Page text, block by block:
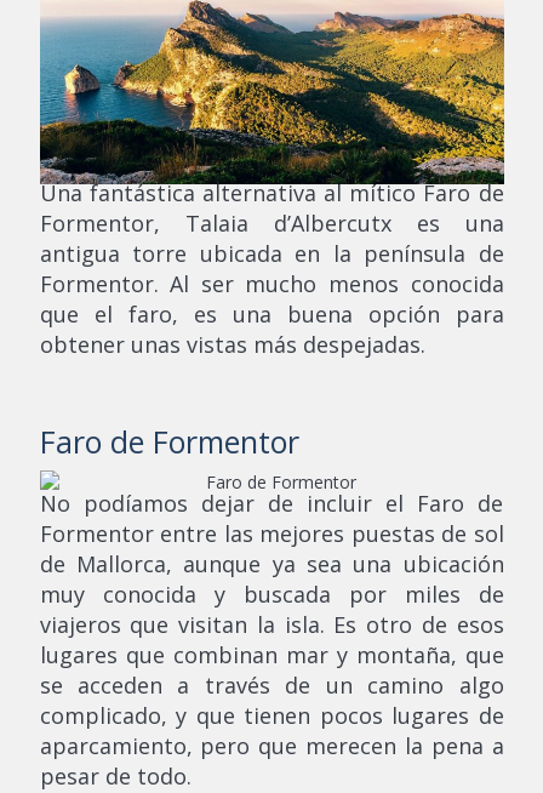
Una fantástica alternativa al mítico Faro de
Formentor, Talaia d’Albercutx es una
antigua torre ubicada en la península de
Formentor. Al ser mucho menos conocida
que el faro, es una buena opción para
obtener unas vistas más despejadas.
Faro de Formentor
No podíamos dejar de incluir el Faro de
Formentor entre las mejores puestas de sol
de Mallorca, aunque ya sea una ubicación
muy conocida y buscada por miles de
viajeros que visitan la isla. Es otro de esos
lugares que combinan mar y montaña, que
se acceden a través de un camino algo
complicado, y que tienen pocos lugares de
aparcamiento, pero que merecen la pena a
pesar de todo.